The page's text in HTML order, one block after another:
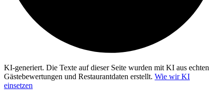
KI-generiert. Die Texte auf dieser Seite wurden mit KI aus echten
Gästebewertungen und Restaurantdaten erstellt. Wie wir KI
einsetzen